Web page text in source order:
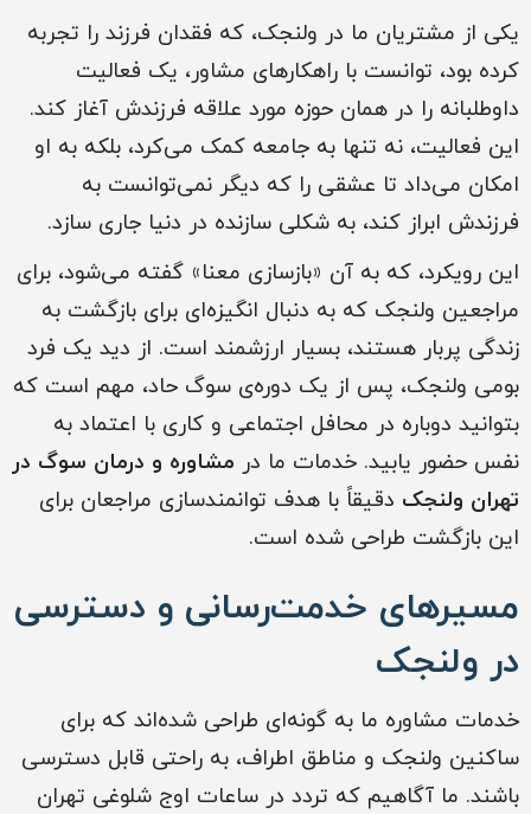
یکی از مشتریان ما در ولنجک، که فقدان فرزند را تجربه
کرده بود، توانست با راهکارهای مشاور، یک فعالیت
داوطلبانه را در همان حوزه مورد علاقه فرزندش آغاز کند.
این فعالیت، نه تنها به جامعه کمک می‌کرد، بلکه به او
امکان می‌داد تا عشقی را که دیگر نمی‌توانست به
فرزندش ابراز کند، به شکلی سازنده در دنیا جاری سازد.
این رویکرد، که به آن «بازسازی معنا» گفته می‌شود، برای
مراجعین ولنجک که به دنبال انگیزه‌ای برای بازگشت به
زندگی پربار هستند، بسیار ارزشمند است. از دید یک فرد
بومی ولنجک، پس از یک دوره‌ی سوگ حاد، مهم است که
بتوانید دوباره در محافل اجتماعی و کاری با اعتماد به
نفس حضور یابید. خدمات ما در مشاوره و درمان سوگ در
تهران ولنجک دقیقاً با هدف توانمندسازی مراجعان برای
این بازگشت طراحی شده است.
مسیرهای خدمت‌رسانی و دسترسی
در ولنجک
خدمات مشاوره ما به گونه‌ای طراحی شده‌اند که برای
ساکنین ولنجک و مناطق اطراف، به راحتی قابل دسترسی
باشند. ما آگاهیم که تردد در ساعات اوج شلوغی تهران